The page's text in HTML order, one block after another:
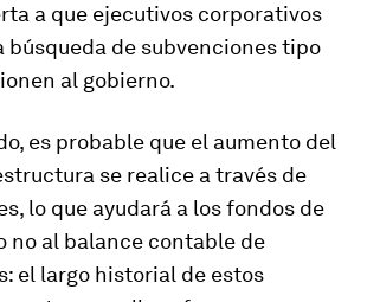
a que ejecutivos corporativos
búsqueda de subvenciones tipo
al gobierno.
es probable que el aumento del
se realice a través de
lo que ayudará a los fondos de
no al balance contable de
el largo historial de estos